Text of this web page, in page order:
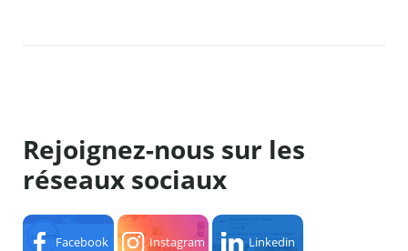
Rejoignez-nous sur les
réseaux sociaux
Facebook Instagram Linkedin